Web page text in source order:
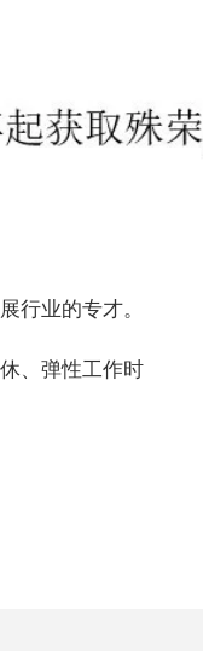
行业的专才。
、弹性工作时